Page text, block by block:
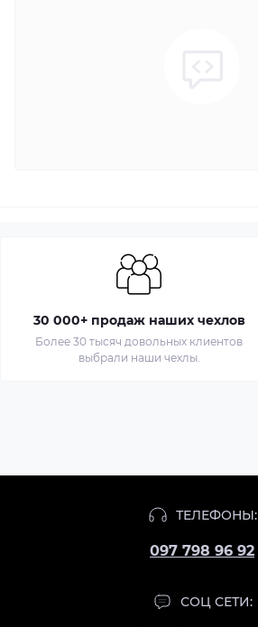
30 000+ продаж наших чехлов
Более 30 тысяч довольных клиентов
выбрали наши чехлы.
ТЕЛЕФОНЫ:
097 798 96 92
СОЦ СЕТИ: